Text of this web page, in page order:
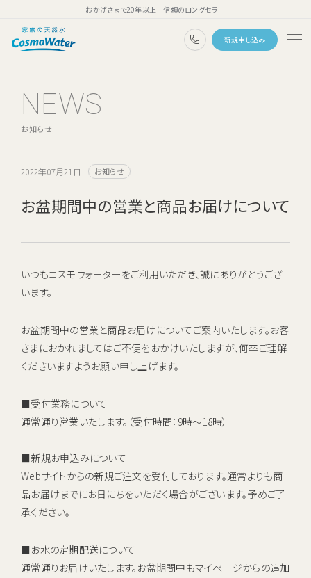
おかげさまで20年以上 信頼のロングセラー
0120-1132-99
新規申し込み
コスモウォーターのこだわり
天然水のある暮らし
お知らせ
資料ダウンロード
企業情報
すべて0 円
NEWS
お知らせ
2022年07月21日 お知らせ
お盆期間中の営業と商品お届けについて
いつもコスモウォーターをご利用いただき、誠にありがとうござ
います。
お盆期間中の営業と商品お届けについてご案内いたします。お客
さまにおかれましてはご不便をおかけいたしますが、何卒ご理解
くださいますようお願い申し上げます。
■受付業務について
通常通り営業いたします。（受付時間：9時～18時）
■新規お申込みについて
Webサイトからの新規ご注文を受付しております。通常よりも商
品お届けまでにお日にちをいただく場合がございます。予めご了
承ください。
■お水の定期配送について
通常通りお届けいたします。お盆期間中もマイページからの追加